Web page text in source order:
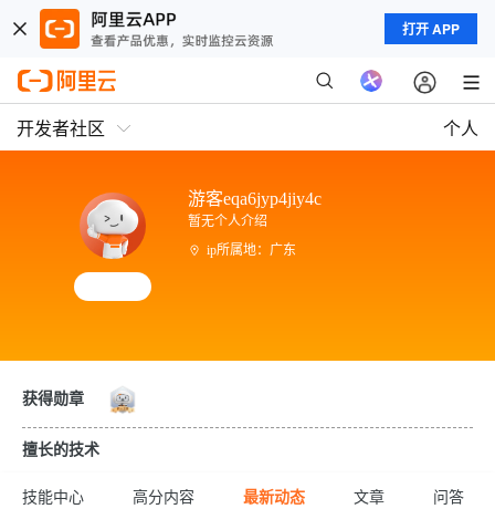
打开 APP
开发者社区 个人
游客eqa6jyp4jiy4c
暂无个人介绍
ip所属地：广东
获得勋章
擅长的技术
技能中心 高分内容 最新动态 文章 问答